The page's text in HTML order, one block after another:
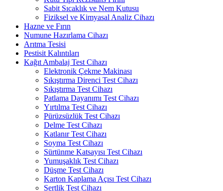
Sabit Sıcaklık ve Nem Kutusu
Fiziksel ve Kimyasal Analiz Cihazı
Hazne ve Fırın
Numune Hazırlama Cihazı
Arıtma Tesisi
Pestisit Kalıntıları
Kağıt Ambalaj Test Cihazı
Elektronik Çekme Makinası
Sıkıştırma Direnci Test Cihazı
Sıkıştırma Test Cihazı
Patlama Dayanımı Test Cihazı
Yırtılma Test Cihazı
Pürüzsüzlük Test Cihazı
Delme Test Cihazı
Katlanır Test Cihazı
Soyma Test Cihazı
Sürtünme Katsayısı Test Cihazı
Yumuşaklık Test Cihazı
Düşme Test Cihazı
Karton Kaplama Açısı Test Cihazı
Sertlik Test Cihazı